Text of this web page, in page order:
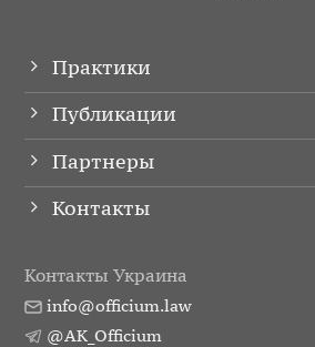
Практики
Публикации
Партнеры
Контакты
Контакты Украина
info@officium.law
@AK_Officium